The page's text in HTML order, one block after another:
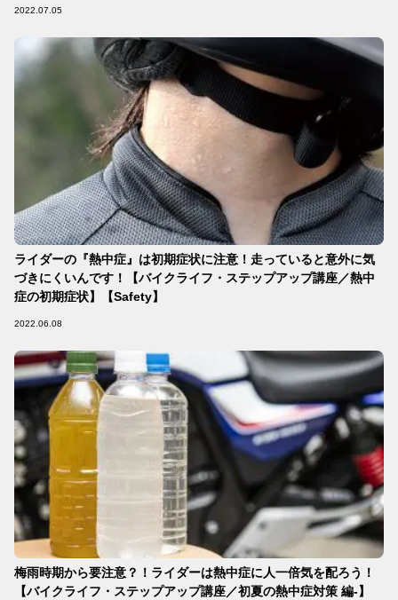
2022.07.05
ライダーの『熱中症』は初期症状に注意！走っていると意外に気
づきにくいんです！【バイクライフ・ステップアップ講座／熱中
症の初期症状】【Safety】
2022.06.08
梅雨時期から要注意？！ライダーは熱中症に人一倍気を配ろう！
【バイクライフ・ステップアップ講座／初夏の熱中症対策 編-】